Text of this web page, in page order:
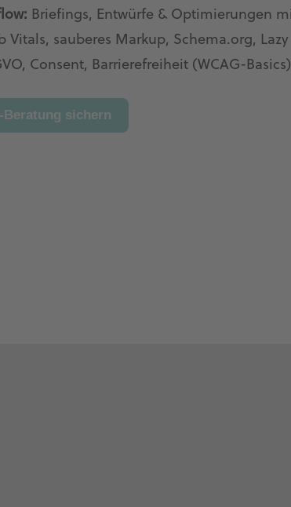
Briefings, Entwürfe & Optimierungen
Vitals, sauberes Markup, Schema.org,
Consent, Barrierefreiheit (WCAG-Basics)
Beratung sichern